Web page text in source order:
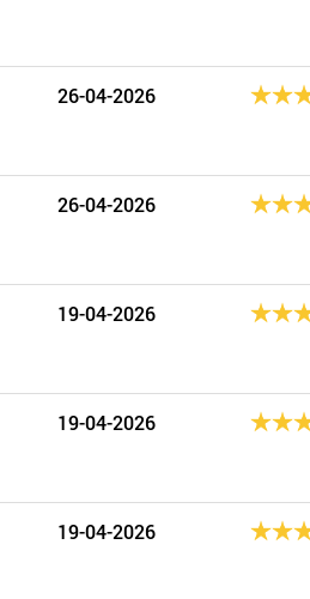
26-04-2026
26-04-2026
19-04-2026
19-04-2026
19-04-2026